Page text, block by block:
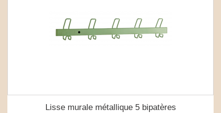
Lisse murale métallique 5 bipatères